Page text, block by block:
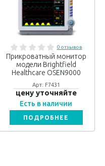
0 отзывов
Прикроватный монитор
модели Brightfield
Healthcare OSEN9000
Арт: F7431
цену уточняйте
Есть в наличии
ПОДРОБНЕЕ